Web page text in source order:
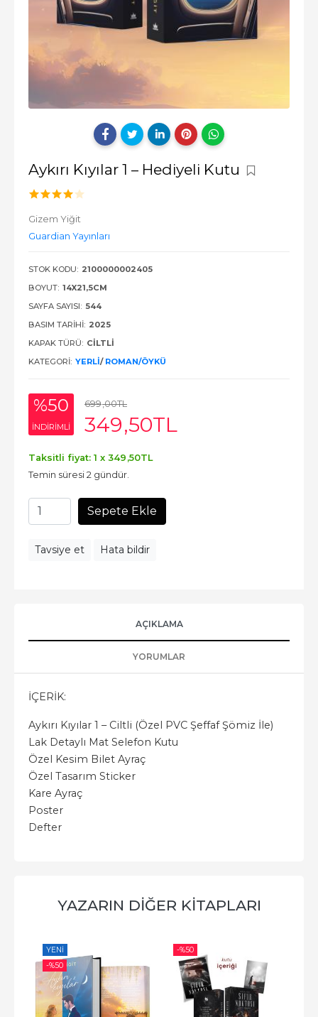
Aykırı Kıyılar 1 – Hediyeli Kutu
Gizem Yiğit
Guardian Yayınları
STOK KODU: 2100000002405
BOYUT: 14X21,5CM
SAYFA SAYISI: 544
BASIM TARIHI: 2025
KAPAK TÜRÜ: CİLTLİ
KATEGORI: YERLI/ ROMAN/ÖYKÜ
%50
INDIRIMLI
699,00TL
349,50TL
Taksitli fiyat: 1 x 349 ,50TL
Temin süresi 2 gündür.
Sepete Ekle
Tavsiye et Hata bildir
AÇIKLAMA
YORUMLAR
İÇERİK:
Aykırı Kıyılar 1 – Ciltli (Özel PVC Şeffaf Şömiz İle)
Lak Detaylı Mat Selefon Kutu
Özel Kesim Bilet Ayraç
Özel Tasarım Sticker
Kare Ayraç
Poster
Defter
YAZARIN DIĞER KITAPLARI
YENI
-%50
-%50